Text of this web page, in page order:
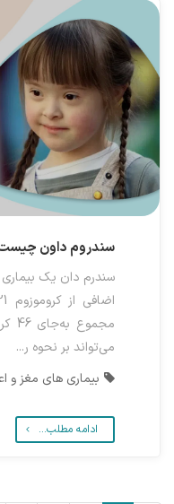
سندروم داون
سندرم دان یک
می‌تواند بر نحوه ر...
بیماری های مغز و
ادامه مطلب...